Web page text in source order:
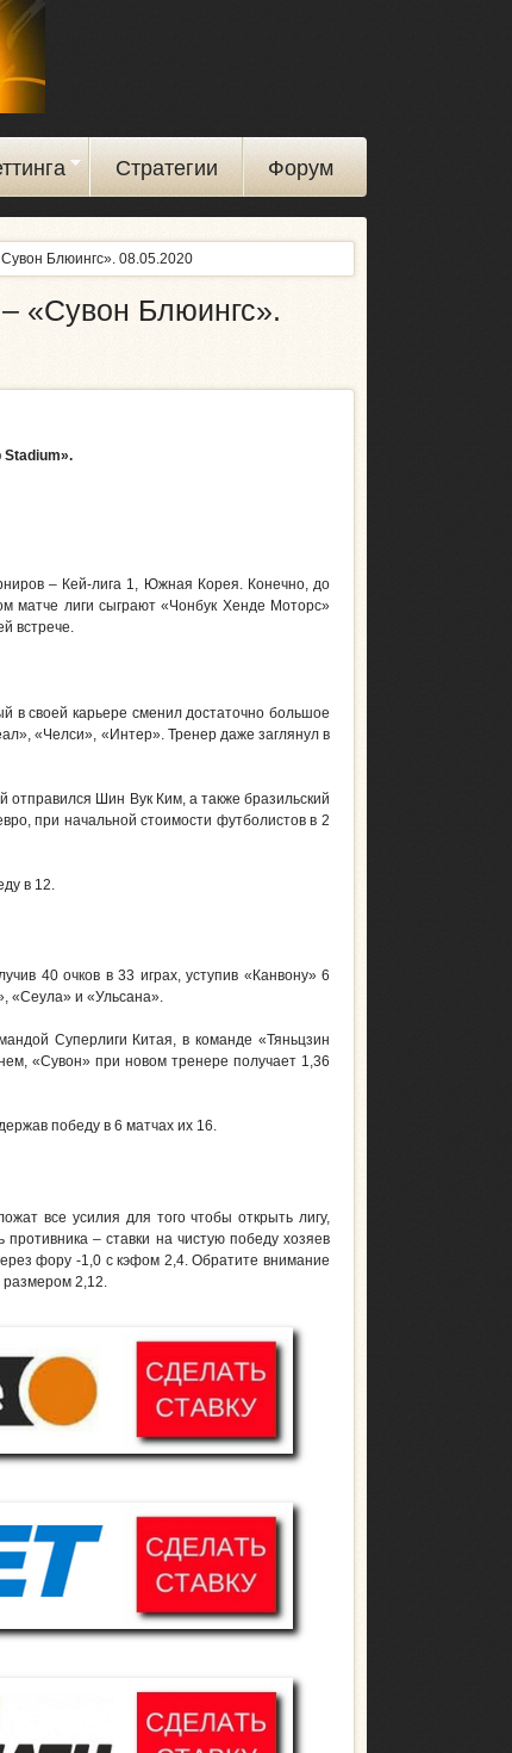
Стратегии Форум
Блюингс». 08.05.2020
«Сувон Блюингс».
Stadium».
– Кей-лига 1, Южная Корея. Конечно, до
матче лиги сыграют «Чонбук Хенде Моторс»
встрече.
в своей карьере сменил достаточно большое
«Челси», «Интер». Тренер даже заглянул в
Шин Вук Ким, а также бразильский
при начальной стоимости футболистов в 2
в 12.
40 очков в 33 играх, уступив «Канвону» 6
«Сеула» и «Ульсана».
Суперлиги Китая, в команде «Тяньцзин
«Сувон» при новом тренере получает 1,36
победу в 6 матчах их 16.
все усилия для того чтобы открыть лигу,
– ставки на чистую победу хозяев
фору -1,0 с кэфом 2,4. Обратите внимание
размером 2,12.